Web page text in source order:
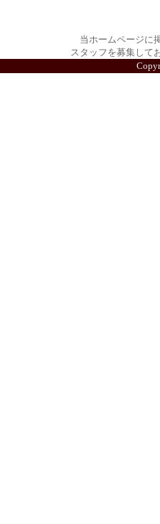
当ホームページに
スタッフを募集して